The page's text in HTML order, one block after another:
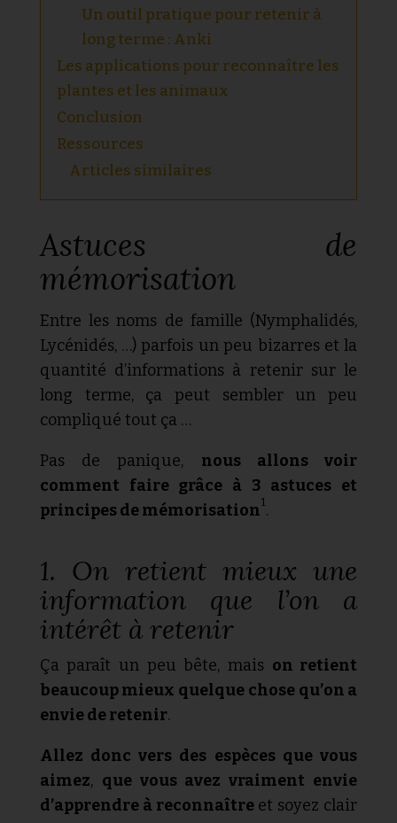
Un outil pratique pour retenir à
long terme : Anki
Les applications pour reconnaître les
plantes et les animaux
Conclusion
Ressources
Articles similaires
Astuces de
mémorisation
Entre les noms de famille (Nymphalidés,
Lycénidés, …) parfois un peu bizarres et la
quantité d’informations à retenir sur le
long terme, ça peut sembler un peu
compliqué tout ça …
Pas de panique, nous allons voir
comment faire grâce à 3 astuces et
principes de mémorisation1.
1. On retient mieux une
information que l’on a
intérêt à retenir
Ça paraît un peu bête, mais on retient
beaucoup mieux quelque chose qu’on a
envie de retenir.
Allez donc vers des espèces que vous
aimez, que vous avez vraiment envie
d’apprendre à reconnaître et soyez clair